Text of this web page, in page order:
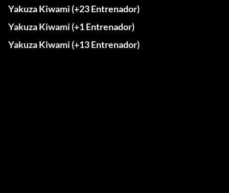
Yakuza Kiwami (+23 Entrenador)
Yakuza Kiwami (+1 Entrenador)
Yakuza Kiwami (+13 Entrenador)